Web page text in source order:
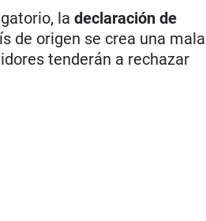
ladeclaración de
de origen se crea una mala
tenderán a rechazar